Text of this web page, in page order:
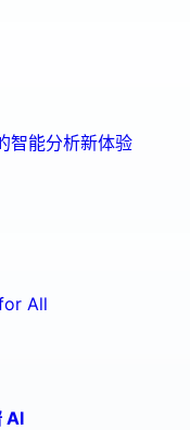
智能分析新体验
All
AI